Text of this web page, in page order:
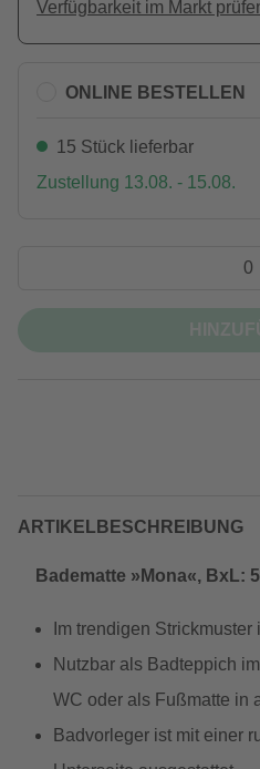
Verfügbarkeit im Markt
ONLINE BESTELLEN
15 Stück lieferbar
Zustellung 13.08. - 15.08.
ARTIKELBESCHREIBUNG
Badematte »Mona«, BxL:
Im trendigen Strickmuster
Nutzbar als Badteppich
WC oder als Fußmatte in
Badvorleger ist mit einer